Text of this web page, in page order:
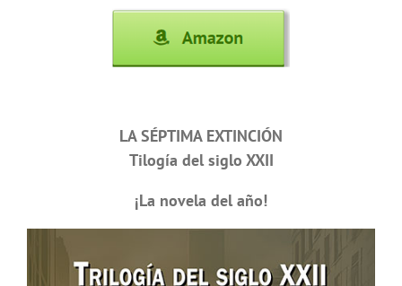
LA SÉPTIMA EXTINCIÓN
Tilogía del siglo XXII
¡La novela del año!